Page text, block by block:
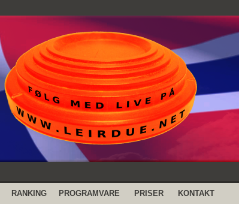
RANKING PROGRAMVARE PRISER KONTAKT